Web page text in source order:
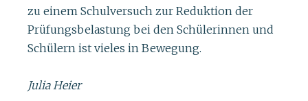
zu einem Schulversuch zur Reduktion der
Prüfungsbelastung bei den Schülerinnen und
Schülern ist vieles in Bewegung.
Julia Heier